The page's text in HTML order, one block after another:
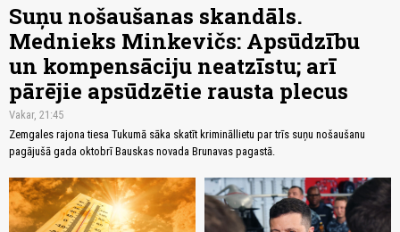
Suņu nošaušanas skandāls.
Mednieks Minkevičs: Apsūdzību
un kompensāciju neatzīstu; arī
pārējie apsūdzētie rausta plecus
Vakar, 21:45
Zemgales rajona tiesa Tukumā sāka skatīt krimināllietu par trīs suņu nošaušanu
pagājušā gada oktobrī Bauskas novada Brunavas pagastā.